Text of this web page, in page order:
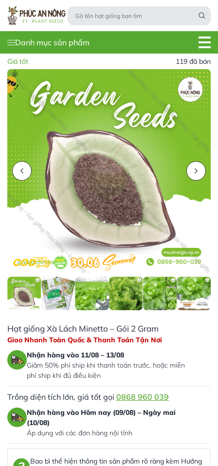
Danh mục sản phẩm
Giá tốt 119 đã bán
Hạt giống Xà Lách Minetto – Gói 2 Gram
Giao Nhanh Toàn Quốc & Thanh Toán Tận Nơi
Nhận hàng vào 11/08 – 13/08
Giảm 50% phí ship khi thanh toán trước, hoặc miễn
phí ship khi đủ điều kiện
Trồng diện tích lớn, giá tốt gọi 0868 960 039
Nhận hàng vào Hôm nay (09/08) – Ngày mai
(10/08)
Áp dụng với các đơn hàng nội tỉnh
Bao bì thể hiện thông tin sản phẩm rõ ràng kèm Hướng